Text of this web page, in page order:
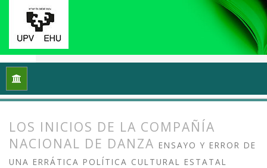
Inicio
LOS INICIOS DE LA COMPAÑÍA
NACIONAL DE DANZA ENSAYO Y ERROR DE
UNA ERRÁTICA POLÍTICA CULTURAL ESTATAL